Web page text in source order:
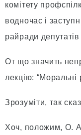
комітету
водночас і
райради
От що значить
лекцію: “Моральні
Зрозуміти, так
Хоч, положим, О.